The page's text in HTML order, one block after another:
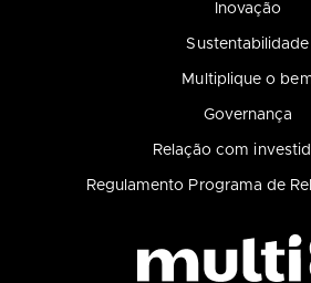
Inovação
Sustentabilidade
Multiplique o
Governança
Relação com
Regulamento Programa de